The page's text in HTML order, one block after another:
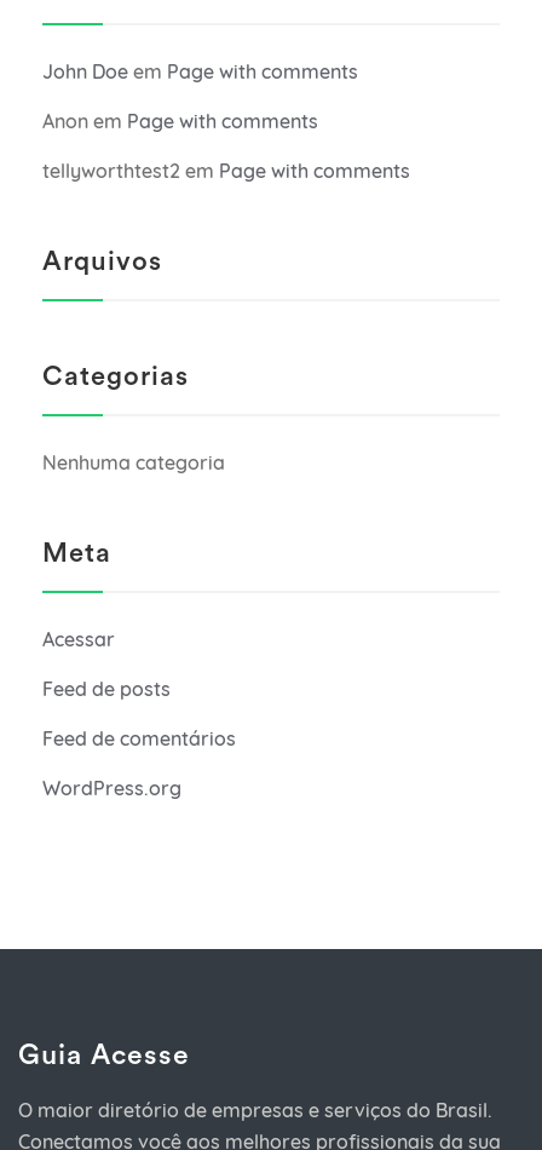
John Doe em Page with comments
Anon em Page with comments
tellyworthtest2 em Page with comments
Arquivos
Categorias
Nenhuma categoria
Meta
Acessar
Feed de posts
Feed de comentários
WordPress.org
Guia Acesse
O maior diretório de empresas e serviços do Brasil.
Conectamos você aos melhores profissionais da sua